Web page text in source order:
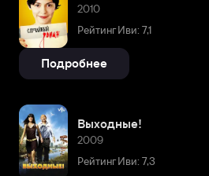
2010
Рейтинг Иви: 7,1
Подробнее
Выходные!
2009
Рейтинг Иви: 7,3